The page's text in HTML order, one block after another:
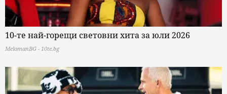
10-те най-горещи световни хита за юли 2026
MelomanBG - 10te.bg